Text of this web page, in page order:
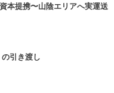
本提携〜山陰エリアへ実運送
引き渡し